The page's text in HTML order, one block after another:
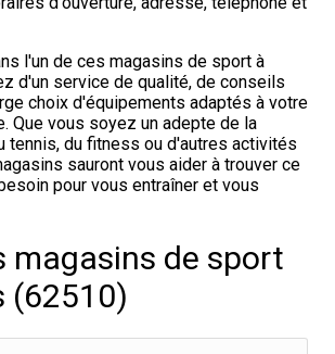
l'un de ces magasins de sport à
d'un service de qualité, de conseils
choix d'équipements adaptés à votre
Que vous soyez un adepte de la
tennis, du fitness ou d'autres activités
sauront vous aider à trouver ce
pour vous entraîner et vous
magasins de sport
(62510)